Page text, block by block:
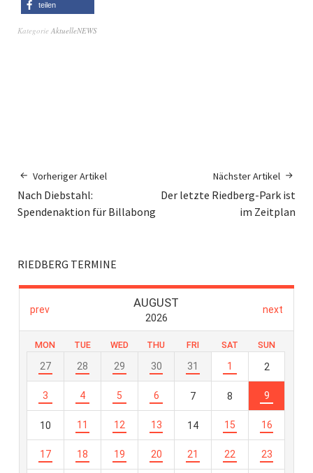
teilen
Kategorie AktuelleNEWS
Vorheriger Artikel
Nach Diebstahl:
Spendenaktion für Billabong
Nächster Artikel
Der letzte Riedberg-Park ist
im Zeitplan
RIEDBERG TERMINE